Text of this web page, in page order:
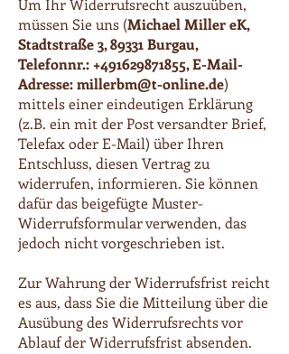
Um Ihr Widerrufsrecht auszuüben,
müssen Sie uns (Michael Miller eK,
Stadtstraße 3, 89331 Burgau,
Telefonnr.: +491629871855, E-Mail-
Adresse:millerbm@t-online.de)
mittels einer eindeutigen Erklärung
(z.B. ein mit der Post versandter Brief,
Telefax oder E-Mail) über Ihren
Entschluss, diesen Vertrag zu
widerrufen, informieren. Sie können
dafür das beigefügte Muster-
Widerrufsformular verwenden, das
jedoch nicht vorgeschrieben ist.
Zur Wahrung der Widerrufsfrist reicht
es aus, dass Sie die Mitteilung über die
Ausübung des Widerrufsrechts vor
Ablauf der Widerrufsfrist absenden.